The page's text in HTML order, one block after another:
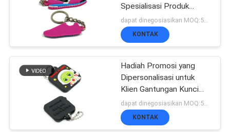
Label karet silikon
Label Woven
51
Spesialisasi Produk
Promosi
KONTAK
Hadiah Promosi yang
Dipersonalisasi untuk
Klien Gantungan Kunci
Karet Soft PVC 3D
KONTAK